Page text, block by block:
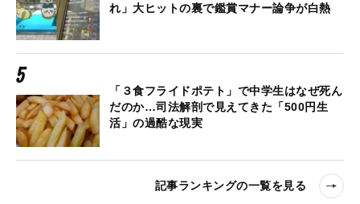
れ」大ヒットの裏で鑑賞マナー論争が白熱
「３食フライドポテト」で中学生はなぜ死ん
だのか…司法解剖で見えてきた「500円生
活」の過酷な現実
記事ランキングの一覧を見る